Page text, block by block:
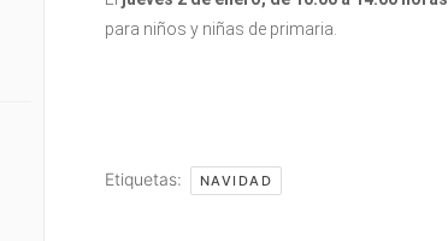
para niños y niñas de primaria.
Etiquetas: NAVIDAD